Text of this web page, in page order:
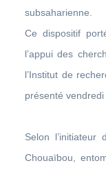
subsaharienne.
Ce dispositif
l’appui des
l’Institut de
présenté
Selon l’initiateur
Chouaïbou,